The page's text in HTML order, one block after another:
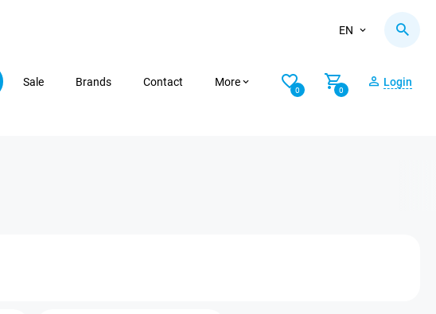
EN
Sale Brands Contact More
0 0
Login